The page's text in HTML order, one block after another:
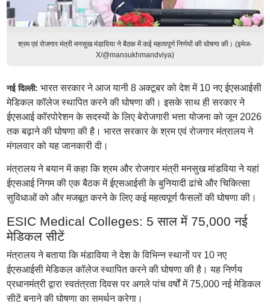
श्रम एवं रोजगार मंत्री मनसुख मंडाविया ने बैठक में कई महत्वपूर्ण निर्णयों की घोषणा की। (इमेज-
X/@mansukhmandviya)
नई दिल्ली: भारत सरकार ने आज यानी 8 अक्टूबर को देश में 10 नए ईएसआईसी
मेडिकल कॉलेज स्थापित करने की घोषणा की। इसके साथ ही सरकार ने
ईएसआई कॉरपोरेशन के सदस्यों के लिए बेरोजगारी भत्ता योजना को जून 2026
तक बढ़ाने की घोषणा की है। भारत सरकार के श्रम एवं रोजगार मंत्रालय ने
मंगलवार को यह जानकारी दी।
मंत्रालय ने बयान में कहा कि श्रम और रोजगार मंत्री मनसुख मांडविया ने यहां
ईएसआई निगम की एक बैठक में ईएसआईसी के बुनियादी ढांचे और चिकित्सा
सुविधाओं को और मजबूत करने के लिए कई महत्वपूर्ण फैसलों की घोषणा की।
ESIC Medical Colleges: 5 साल में 75,000 नई
मेडिकल सीटें
मंत्रालय ने बताया कि मंडाविया ने देश के विभिन्न स्थानों पर 10 नए
ईएसआईसी मेडिकल कॉलेज स्थापित करने की घोषणा की है। यह निर्णय
प्रधानमंत्री द्वारा स्वतंत्रता दिवस पर अगले पांच वर्षों में 75,000 नई मेडिकल
सीटें बनाने की घोषणा का समर्थन करेगा।